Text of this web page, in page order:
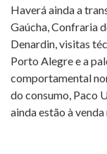
Haverá ainda a
Gaúcha, Confraria
Denardin, visitas
Porto Alegre e a
comportamental
do consumo, Paco
ainda estão à